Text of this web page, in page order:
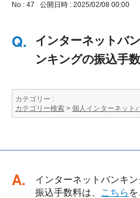
No : 47 公開日時 : 2025/02/08 00:00
インターネットバ
ンキングの振込手
カテゴリー :
カテゴリー検索 > 個人インターネット
回答
インターネットバンキ
振込手数料は、
こちら